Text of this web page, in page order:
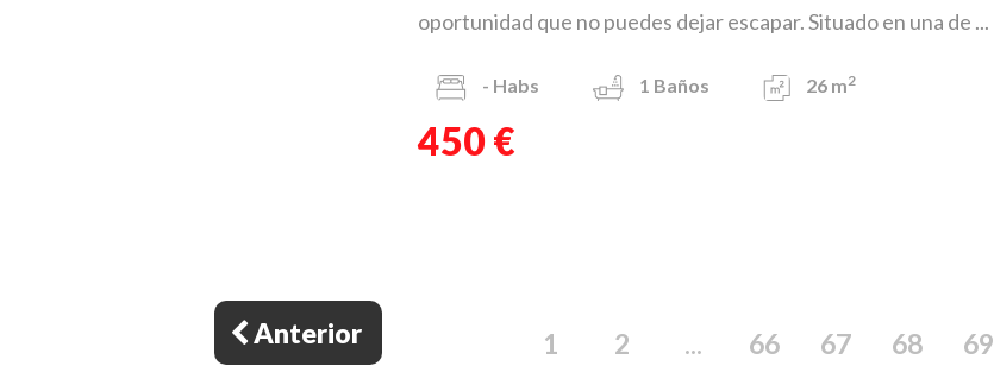
oportunidad que no puedes dejar escapar. Situado en una de ...
- Habs 1 Baños 26 m2
450 €
Anterior 1 2 ... 66 67 68 69